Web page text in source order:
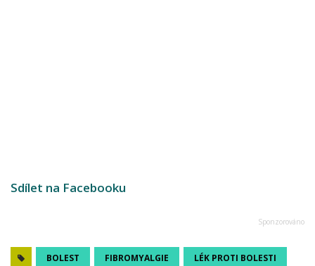
Sdílet na Facebooku
BOLEST FIBROMYALGIE LÉK PROTI BOLESTI